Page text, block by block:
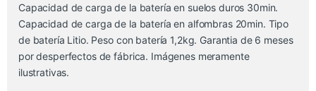
Capacidad de carga de la batería en suelos duros 30min.
Capacidad de carga de la batería en alfombras 20min. Tipo
de batería Litio. Peso con batería 1,2kg. Garantia de 6 meses
por desperfectos de fábrica. Imágenes meramente
ilustrativas.